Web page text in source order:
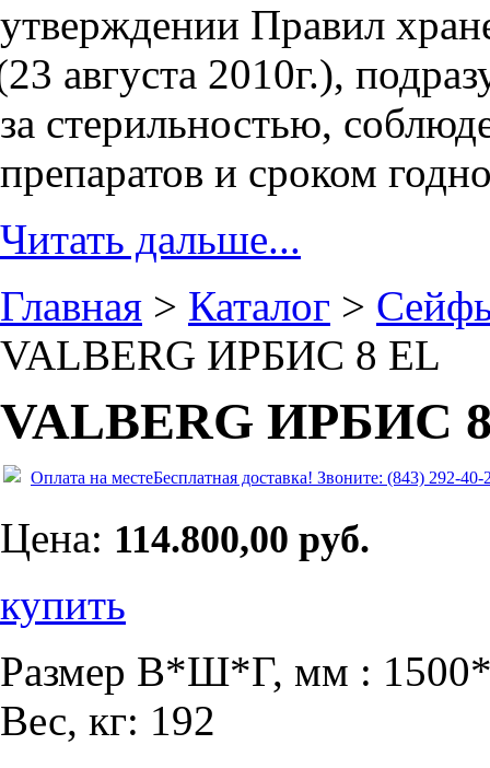
утверждении Правил
августа 2010г.),
за стерильностью,
препаратов и сроком
Читать дальше...
Главная > Каталог >
VALBERG ИРБИС 8 EL
VALBERG ИРБИС
Оплата на местеБесплатная доставка! Звоните: (843) 292-40-
Цена: 114.800,00 руб.
купить
Размер В*Ш*Г, мм :
Вес, кг: 192